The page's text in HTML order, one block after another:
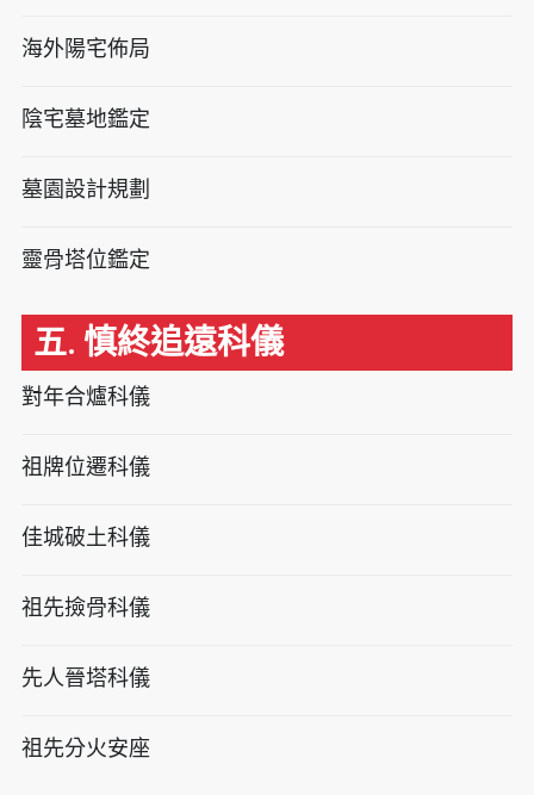
海外陽宅佈局
陰宅墓地鑑定
墓園設計規劃
靈骨塔位鑑定
五. 慎終追遠科儀
對年合爐科儀
祖牌位遷科儀
佳城破土科儀
祖先撿骨科儀
先人晉塔科儀
祖先分火安座